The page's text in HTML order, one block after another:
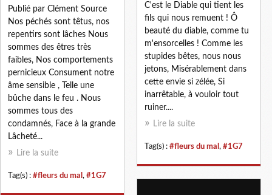
Publié par Clément Source
Nos péchés sont têtus, nos
repentirs sont lâches Nous
sommes des êtres très
faibles, Nos comportements
pernicieux Consument notre
âme sensible , Telle une
bûche dans le feu . Nous
sommes tous des
condamnés, Face à la grande
Lâcheté...
Lire la suite
Tag(s) : #fleurs du mal , #1G7
C'est le Diable qui tient les
fils qui nous remuent ! Ô
beauté du diable, comme tu
m'ensorcelles ! Comme les
stupides bêtes, nous nous
jetons, Misérablement dans
cette envie si zélée, Si
inarrêtable, à vouloir tout
ruiner....
Lire la suite
Tag(s) : #fleurs du mal , #1G7